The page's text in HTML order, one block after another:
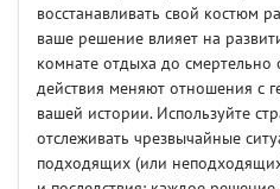
восстанавливать свой костюм
ваше решение влияет на
комнате отдыха до
действия меняют отношения с
вашей истории. Используйте
отслеживать чрезвычайные
подходящих (или